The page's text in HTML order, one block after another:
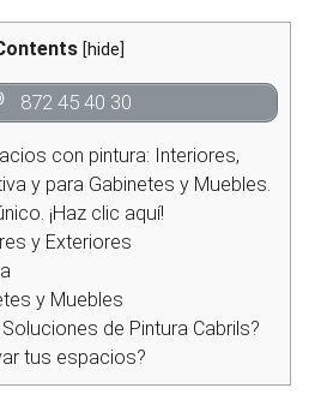
[hide
872 45 40 30
con pintura: Interiores,
y para Gabinetes y Muebles.
¡Haz clic aquí!
y Exteriores
y Muebles
de Pintura Cabrils?
tus espacios?